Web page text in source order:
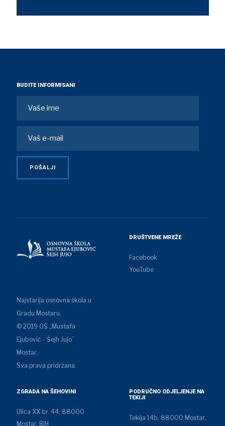
BUDITE INFORMISANI
Najstarija osnovna škola u
Gradu Mostaru.
© 2019 OŠ „Mustafa
Ejubović - Šejh Jujo”
Mostar.
Sva prava pridržana.
DRUŠTVENE MREŽE
Facebook
YouTube
ZGRADA NA ŠEHOVINI
Ulica XX br. 44, 88000
Mostar, BiH
PODRUČNO ODJELJENJE NA
TEKIJI
Tekija 14b, 88000 Mostar,